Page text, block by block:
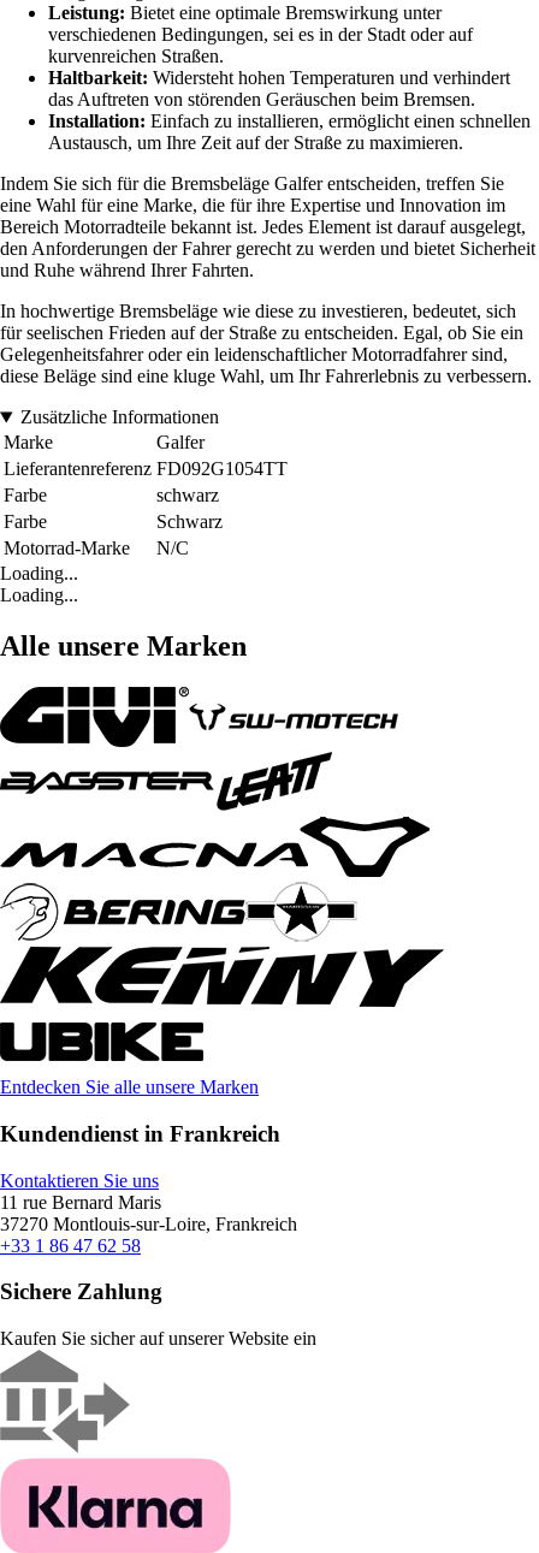
Leistung: Bietet eine optimale Bremswirkung unter
verschiedenen Bedingungen, sei es in der Stadt oder auf
kurvenreichen Straßen.
Haltbarkeit: Widersteht hohen Temperaturen und verhindert
das Auftreten von störenden Geräuschen beim Bremsen.
Installation: Einfach zu installieren, ermöglicht einen schnellen
Austausch, um Ihre Zeit auf der Straße zu maximieren.
Indem Sie sich für die Bremsbeläge Galfer entscheiden, treffen Sie
eine Wahl für eine Marke, die für ihre Expertise und Innovation im
Bereich Motorradteile bekannt ist. Jedes Element ist darauf ausgelegt,
den Anforderungen der Fahrer gerecht zu werden und bietet Sicherheit
und Ruhe während Ihrer Fahrten.
In hochwertige Bremsbeläge wie diese zu investieren, bedeutet, sich
für seelischen Frieden auf der Straße zu entscheiden. Egal, ob Sie ein
Gelegenheitsfahrer oder ein leidenschaftlicher Motorradfahrer sind,
diese Beläge sind eine kluge Wahl, um Ihr Fahrerlebnis zu verbessern.
Zusätzliche Informationen
Marke
Galfer
Lieferantenreferenz FD092G1054TT
Farbe
schwarz
Farbe
Schwarz
Motorrad-Marke
N/C
Loading...
Loading...
Alle unsere Marken
Entdecken Sie alle unsere Marken
Kundendienst in Frankreich
Kontaktieren Sie uns
11 rue Bernard Maris
37270 Montlouis-sur-Loire, Frankreich
+33 1 86 47 62 58
Sichere Zahlung
Kaufen Sie sicher auf unserer Website ein